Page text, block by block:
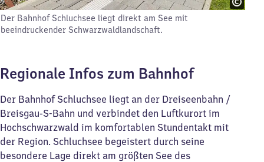
Der Bahnhof Schluchsee liegt direkt am See mit
beeindruckender Schwarzwaldlandschaft.
Regionale Infos zum Bahnhof
Der Bahnhof Schluchsee liegt an der Dreiseenbahn /
Breisgau-S-Bahn und verbindet den Luftkurort im
Hochschwarzwald im komfortablen Stundentakt mit
der Region. Schluchsee begeistert durch seine
besondere Lage direkt am größten See des